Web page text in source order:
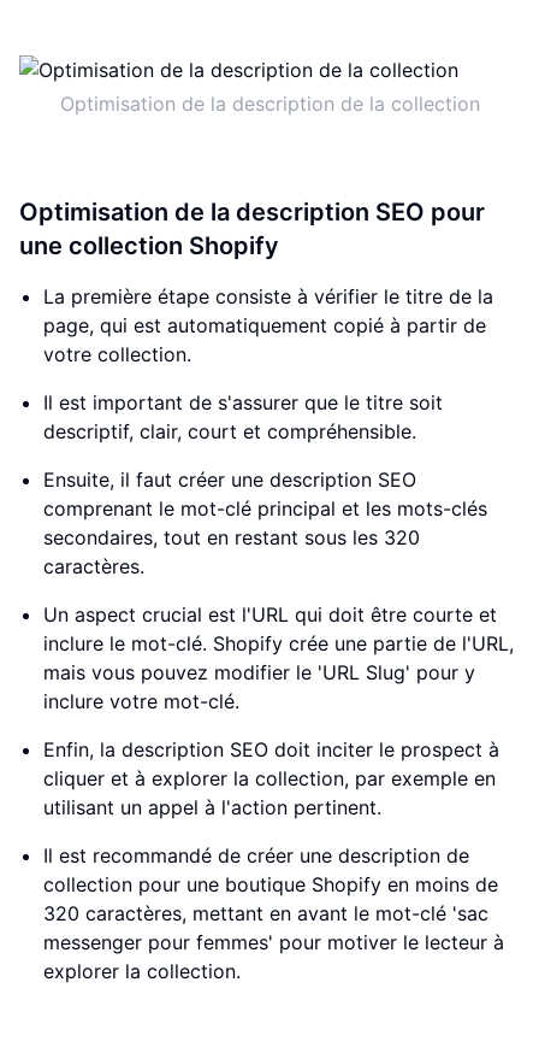
Optimisation de la description de la collection
Optimisation de la description SEO pour
une collection Shopify
La première étape consiste à vérifier le titre de la
page, qui est automatiquement copié à partir de
votre collection.
Il est important de s'assurer que le titre soit
descriptif, clair, court et compréhensible.
Ensuite, il faut créer une description SEO
comprenant le mot-clé principal et les mots-clés
secondaires, tout en restant sous les 320
caractères.
Un aspect crucial est l'URL qui doit être courte et
inclure le mot-clé. Shopify crée une partie de l'URL,
mais vous pouvez modifier le 'URL Slug' pour y
inclure votre mot-clé.
Enfin, la description SEO doit inciter le prospect à
cliquer et à explorer la collection, par exemple en
utilisant un appel à l'action pertinent.
Il est recommandé de créer une description de
collection pour une boutique Shopify en moins de
320 caractères, mettant en avant le mot-clé 'sac
messenger pour femmes' pour motiver le lecteur à
explorer la collection.